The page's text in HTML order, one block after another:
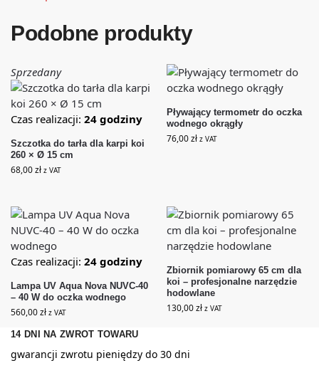
Podobne produkty
Sprzedany
Czas realizacji: 24 godziny
Szczotka do tarła dla karpi koi
260 × Ø 15 cm
68,00zł z VAT
Pływający termometr do oczka
wodnego okrągły
76,00zł z VAT
Czas realizacji: 24 godziny
Lampa UV Aqua Nova NUVC-40
– 40 W do oczka wodnego
560,00zł z VAT
Zbiornik pomiarowy 65 cm dla
koi – profesjonalne narzędzie
hodowlane
130,00zł z VAT
14 DNI NA ZWROT TOWARU
gwarancji zwrotu pieniędzy do 30 dni